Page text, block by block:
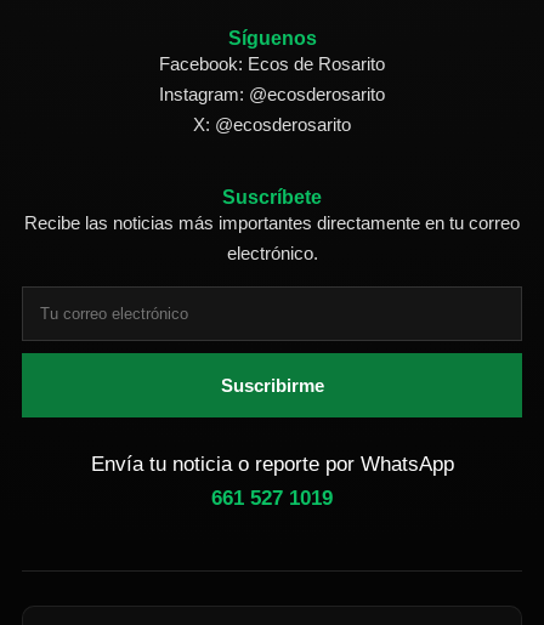
Síguenos
Facebook: Ecos de Rosarito
Instagram: @ecosderosarito
X: @ecosderosarito
Suscríbete
Recibe las noticias más importantes directamente en tu correo
electrónico.
Suscribirme
Envía tu noticia o reporte por WhatsApp
661 527 1019